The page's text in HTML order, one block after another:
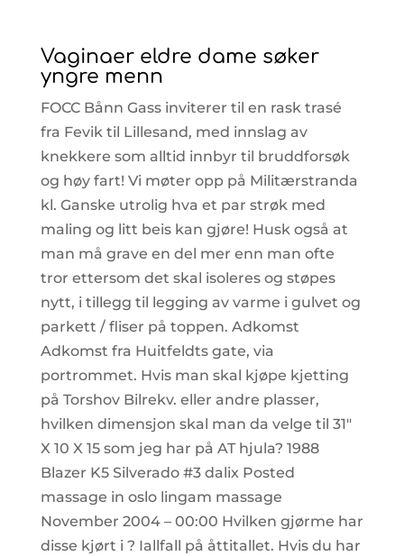
Vaginaer eldre dame søker
yngre menn
FOCC Bånn Gass inviterer til en rask trasé
fra Fevik til Lillesand, med innslag av
knekkere som alltid innbyr til bruddforsøk
og høy fart! Vi møter opp på Militærstranda
kl. Ganske utrolig hva et par strøk med
maling og litt beis kan gjøre! Husk også at
man må grave en del mer enn man ofte
tror ettersom det skal isoleres og støpes
nytt, i tillegg til legging av varme i gulvet og
parkett / fliser på toppen. Adkomst
Adkomst fra Huitfeldts gate, via
portrommet. Hvis man skal kjøpe kjetting
på Torshov Bilrekv. eller andre plasser,
hvilken dimensjon skal man da velge til 31″
X 10 X 15 som jeg har på AT hjula? 1988
Blazer K5 Silverado #3 dalix Posted
massage in oslo lingam massage
November 2004 – 00:00 Hvilken gjørme har
disse kjørt i ? Iallfall på åttitallet. Hvis du har